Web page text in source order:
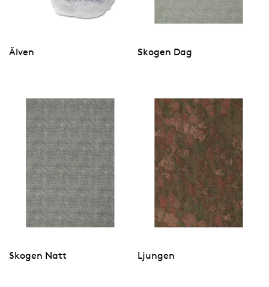
Älven Skogen Dag
Skogen Natt Ljungen